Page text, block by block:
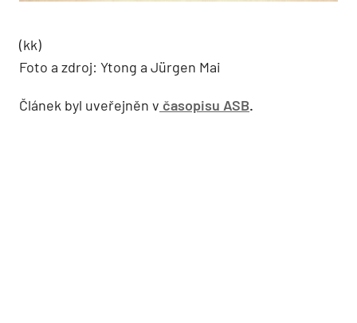
(kk)
Foto a zdroj: Ytong a Jürgen Mai
Článek byl uveřejněn v časopisu ASB.